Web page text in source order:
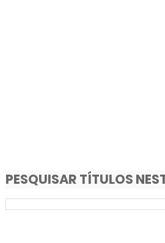
PESQUISAR TÍTULOS